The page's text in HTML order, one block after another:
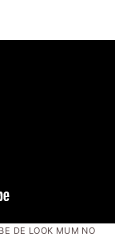
DE LOOK MUM NO